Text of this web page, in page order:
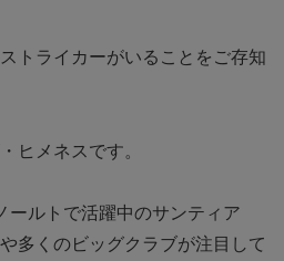
トライカーがいることをご存知
ヒメネスです。
ールトで活躍中のサンティア
多くのビッグクラブが注目して